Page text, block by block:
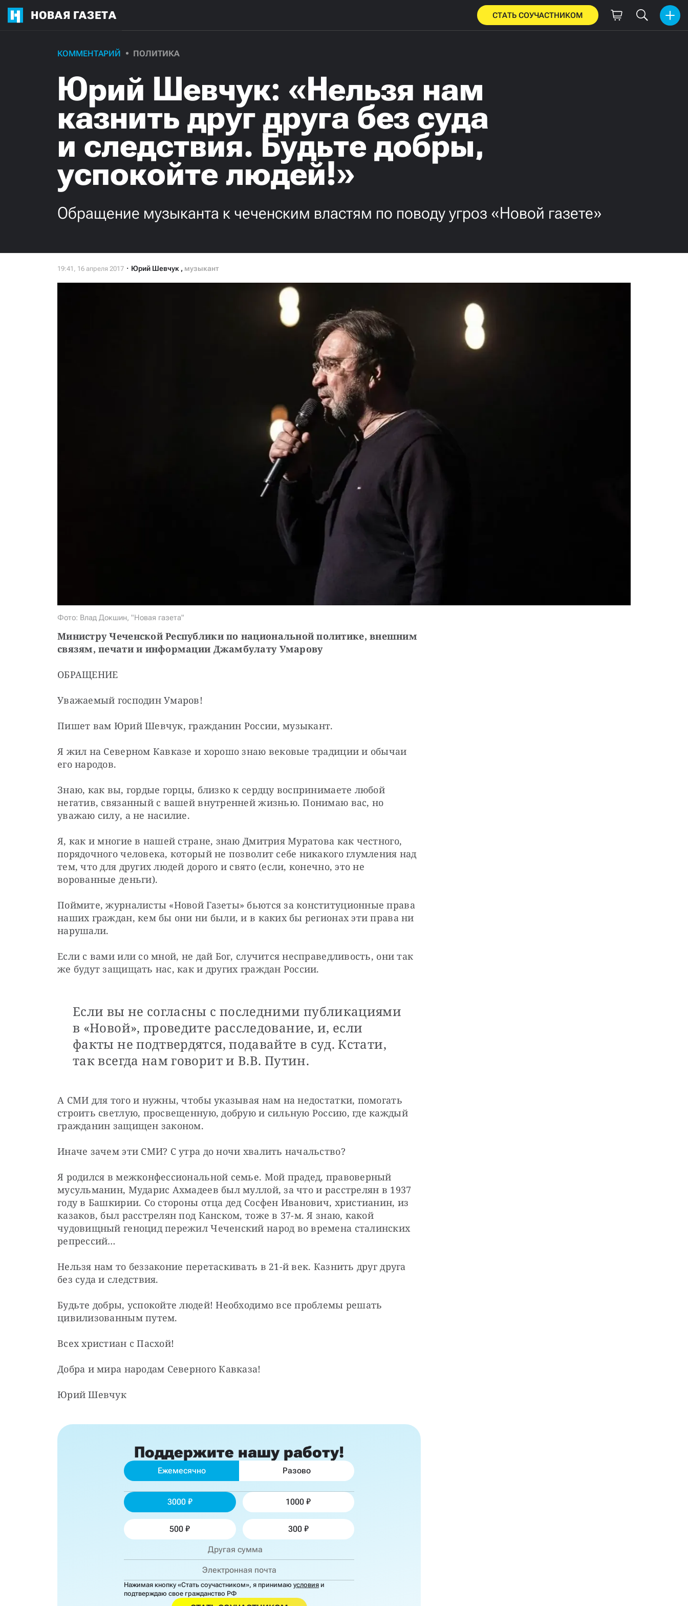
НОВАЯ ГАЗЕТА СТАТЬ СОУЧАСТНИКОМ
КОММЕНТАРИЙ ПОЛИТИКА
Юрий Шевчук: «Нельзя нам
казнить друг друга без суда
и следствия. Будьте добры,
успокойте людей!»
Обращение музыканта к чеченским властям по поводу угроз «Новой газете»
Юрий Шевчук , музыкант
Фото: Влад Докшин, "Новая газета"
Министру Чеченской Республики по национальной политике, внешним
связям, печати и информации Джамбулату Умарову
ОБРАЩЕНИЕ
Уважаемый господин Умаров!
Пишет вам Юрий Шевчук, гражданин России, музыкант.
Я жил на Cеверном Кавказе и хорошо знаю вековые традиции и обычаи
его народов.
Знаю, как вы, гордые горцы, близко к сердцу воспринимаете любой
негатив, связанный с вашей внутренней жизнью. Понимаю вас, но
уважаю силу, а не насилие.
Я, как и многие в нашей стране, знаю Дмитрия Муратова как честного,
порядочного человека, который не позволит себе никакого глумления над
тем, что для других людей дорого и свято (если, конечно, это не
ворованные деньги).
Поймите, журналисты «Новой Газеты» бьются за конституционные права
наших граждан, кем бы они ни были, и в каких бы регионах эти права ни
нарушали.
Если с вами или со мной, не дай Бог, случится несправедливость, они так
же будут защищать нас, как и других граждан России.
Если вы не согласны c последними публикациями
в «Новой», проведите расследование, и, если
факты не подтвердятся, подавайте в суд. Кстати,
так всегда нам говорит и В.В. Путин.
А СМИ для того и нужны, чтобы указывая нам на недостатки, помогать
строить светлую, просвещенную, добрую и сильную Россию, где каждый
гражданин защищен законом.
Иначе зачем эти СМИ? С утра до ночи хвалить начальство?
Я родился в межконфессиональной семье. Мой прадед, правоверный
мусульманин, Мударис Ахмадеев был муллой, за что и расстрелян в 1937
году в Башкирии. Cо стороны отца дед Сосфен Иванович, христианин, из
казаков, был расстрелян под Канском, тоже в 37-м. Я знаю, какой
чудовищный геноцид пережил Чеченский народ во времена сталинских
репрессий…
Нельзя нам то беззаконие перетаскивать в 21-й век. Казнить друг друга
без суда и следствия.
Будьте добры, успокойте людей! Необходимо все проблемы решать
цивилизованным путем.
Всех христиан с Пасхой!
Добра и мира народам Северного Кавказа!
Юрий Шевчук
Поддержите нашу работу!
Ежемесячно Разово
3000 1000
500 300
Нажимая кнопку «Стать соучастником», я принимаю условия и
подтверждаю свое гражданство РФ